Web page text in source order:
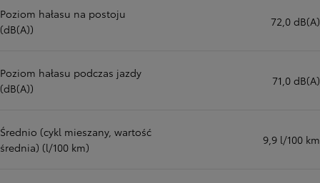
Poziom hałasu na postoju
(dB(A))
72,0 dB(A)
Poziom hałasu podczas jazdy
(dB(A))
71,0 dB(A)
Średnio (cykl mieszany, wartość
średnia) (l/100 km)
9,9 l/100 km